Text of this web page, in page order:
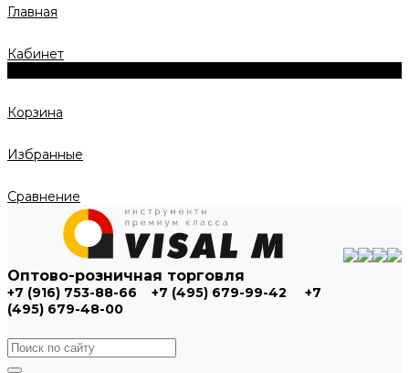
Главная
Кабинет
Корзина
Избранные
Сравнение
Оптово-розничная торговля
+7 (916) 753-88-66 +7 (495) 679-99-42
+7
(495) 679-48-00